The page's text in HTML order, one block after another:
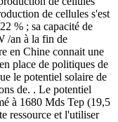
de cellules s'est
% ; sa capacité de
/an à la fin de
en Chine connait une
place de politiques de
le potentiel solaire de
de. . Le potentiel
à 1680 Mds Tep (19,5
ressource et l'utiliser